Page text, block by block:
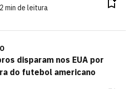
min de leitura
disparam nos EUA por
do futebol americano